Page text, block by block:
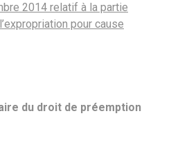
2014 relatif à la partie
pour cause
du droit de préemption